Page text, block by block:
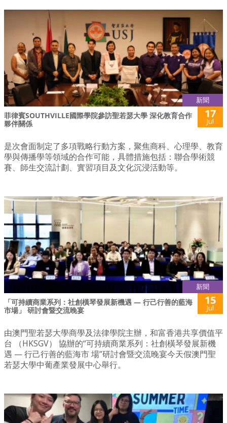
新聞
菲律賓SOUTHVILLE國際學院參訪聖若瑟大學 深化教育合作
夥伴關係
17
Jul
是次會面制定了多項戰略行動方案，聚焦商科、心理學、教育
學與傳播學等領域的合作可能，具體措施包括：聯合學術競
賽、師生交流計劃、實習項目及文化沉浸活動等。
新聞
「可持續商業系列：社創橫琴發展新機遇 — 行己行善的藍海
市場」 研討會暨交流晚宴
15
Jul
由澳門聖若瑟大學商學及法律學院主辦，和富香港共享價值平
台 （HKSGV） 協辦的“可持續商業系列：社創橫琴發展新機
遇 — 行己行善的藍海市 場”研討會暨交流晚宴今天假澳門聖
若瑟大學中葡產業發展中心舉行。